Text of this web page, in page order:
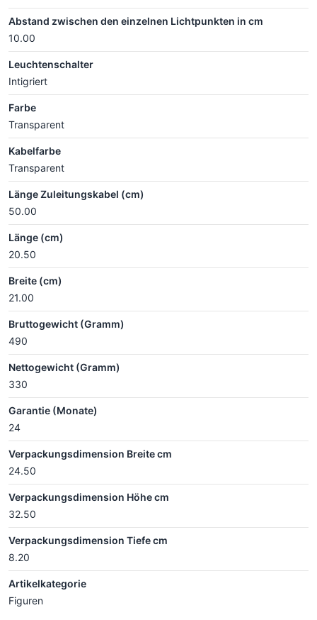
Abstand zwischen den einzelnen Lichtpunkten in cm
10.00
Leuchtenschalter
Intigriert
Farbe
Transparent
Kabelfarbe
Transparent
Länge Zuleitungskabel (cm)
50.00
Länge (cm)
20.50
Breite (cm)
21.00
Bruttogewicht (Gramm)
490
Nettogewicht (Gramm)
330
Garantie (Monate)
24
Verpackungsdimension Breite cm
24.50
Verpackungsdimension Höhe cm
32.50
Verpackungsdimension Tiefe cm
8.20
Artikelkategorie
Figuren